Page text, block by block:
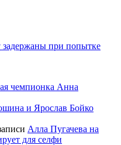
при попытке
чемпионка Анна
и Ярослав Бойко
Алла Пугачева на
для селфи